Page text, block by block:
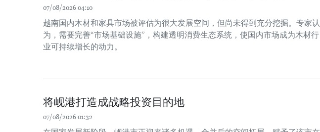
07/08/2026 04:10
越南国内木材和家具市场被评估为很大发展空间，但尚未得到充分挖掘。专家认
为，需要完善“市场基础设施”，构建透明消费生态系统，使国内市场成为木材行
业可持续增长的动力。
将岘港打造成战略投资目的地
07/08/2026 01:32